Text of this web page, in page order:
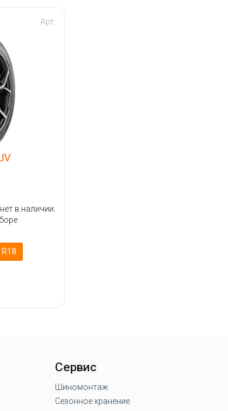
Арт:
в наличии.
Сервис
Шиномонтаж
Сезонное хранение